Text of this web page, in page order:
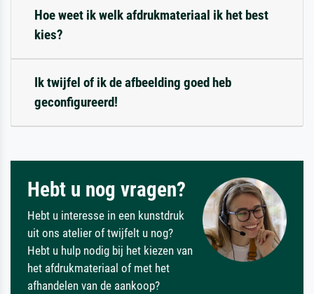
Hoe weet ik welk afdrukmateriaal ik het best
kies?
Ik twijfel of ik de afbeelding goed heb
geconfigureerd!
Hebt u nog vragen?
Hebt u interesse in een kunstdruk
uit ons atelier of twijfelt u nog?
Hebt u hulp nodig bij het kiezen van
het afdrukmateriaal of met het
afhandelen van de aankoop?